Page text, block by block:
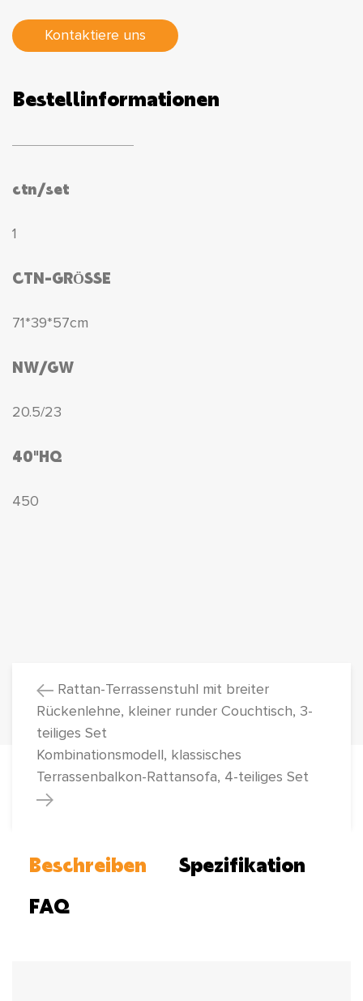
Kontaktiere uns
Bestellinformationen
ctn/set
1
CTN-GRÖSSE
71*39*57cm
NW/GW
20.5/23
40"HQ
450
Rattan-Terrassenstuhl mit breiter
Rückenlehne, kleiner runder Couchtisch, 3-
teiliges Set
Kombinationsmodell, klassisches
Terrassenbalkon-Rattansofa, 4-teiliges Set
Beschreiben
Spezifikation
FAQ